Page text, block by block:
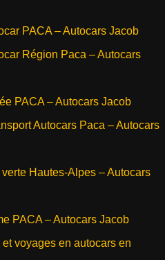
PACA – Autocars Jacob
Région Paca – Autocars
PACA – Autocars Jacob
Autocars Paca – Autocars
Hautes-Alpes – Autocars
PACA – Autocars Jacob
voyages en autocars en